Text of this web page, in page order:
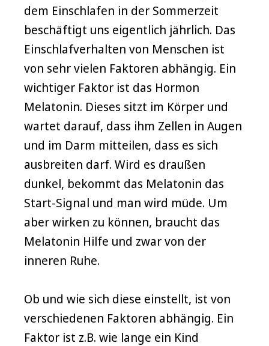
dem Einschlafen in der Sommerzeit
beschäftigt uns eigentlich jährlich. Das
Einschlafverhalten von Menschen ist
von sehr vielen Faktoren abhängig. Ein
wichtiger Faktor ist das Hormon
Melatonin. Dieses sitzt im Körper und
wartet darauf, dass ihm Zellen in Augen
und im Darm mitteilen, dass es sich
ausbreiten darf. Wird es draußen
dunkel, bekommt das Melatonin das
Start-Signal und man wird müde. Um
aber wirken zu können, braucht das
Melatonin Hilfe und zwar von der
inneren Ruhe.
Ob und wie sich diese einstellt, ist von
verschiedenen Faktoren abhängig. Ein
Faktor ist z.B. wie lange ein Kind